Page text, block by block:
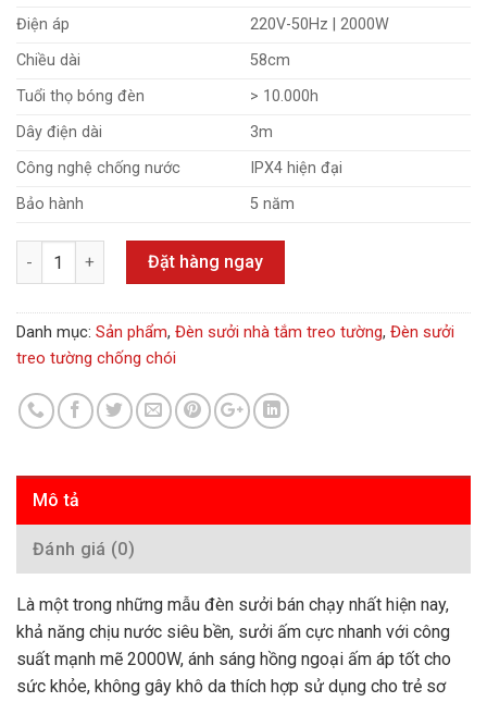
Điện áp
220V-50Hz | 2000W
Chiều dài
58cm
Tuổi thọ bóng đèn
> 10.000h
Dây điện dài
3m
Công nghệ chống nước
IPX4 hiện đại
Bảo hành
5 năm
Số lượng Đặt hàng ngay
Danh mục: Sản phẩm, Đèn sưởi nhà tắm treo tường, Đèn sưởi
treo tường chống chói
Mô tả
Đánh giá (0)
Là một trong những mẫu đèn sưởi bán chạy nhất hiện nay,
khả năng chịu nước siêu bền, sưởi ấm cực nhanh với công
suất mạnh mẽ 2000W, ánh sáng hồng ngoại ấm áp tốt cho
sức khỏe, không gây khô da thích hợp sử dụng cho trẻ sơ